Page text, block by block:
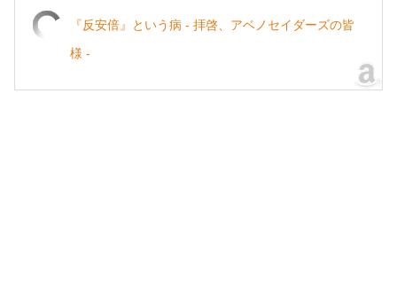
『反安倍』という病 - 拝啓、アベノセイダーズの皆
様 -